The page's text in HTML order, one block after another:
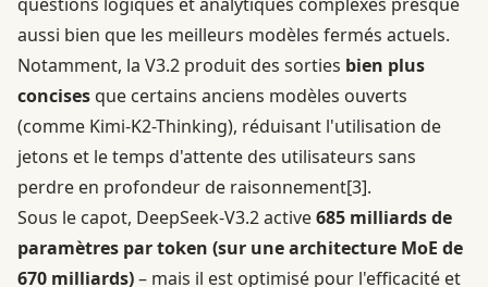
aussi bien que les meilleurs modèles fermés actuels.
Notamment, la V3.2 produit des sorties bien plus
concisesque certains anciens modèles ouverts
(comme Kimi-K2-Thinking), réduisant l'utilisation de
jetons et le temps d'attente des utilisateurs sans
perdre en profondeur de raisonnement[3].
Sous le capot, DeepSeek-V3.2 active685 milliards de
paramètres par token (sur une architecture MoE de
670 milliards)– mais il est optimisé pour l'efficacité et